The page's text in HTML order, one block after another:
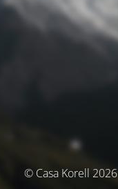
© Casa Korell 2026